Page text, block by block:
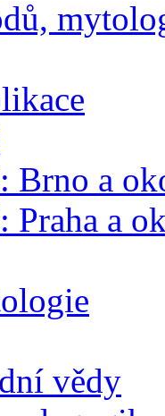
Brno a
Praha a
vědy